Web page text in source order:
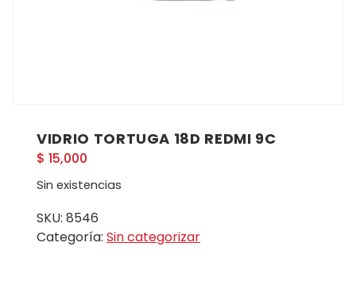
VIDRIO TORTUGA 18D REDMI 9C
$ 15,000
Sin existencias
SKU: 8546
Categoría: Sin categorizar